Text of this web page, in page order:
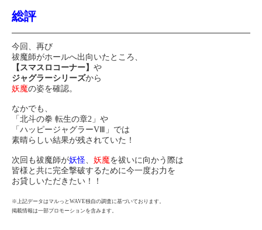
総評
今回、再び
祓魔師がホールへ出向いたところ、
【スマスロコーナー】 や
ジャグラーシリーズから
妖魔の姿を確認。
なかでも、
「北斗の拳 転生の章2」や
「ハッピージャグラーVⅢ」では
素晴らしい結果が残されていた！
次回も祓魔師が妖怪、 妖魔を祓いに向かう際は
皆様と共に完全撃破するために今一度お力を
お貸しいただきたい！！
※上記データはマルっとWAVE独自の調査に基づいております。
掲載情報は一部プロモーションを含みます。